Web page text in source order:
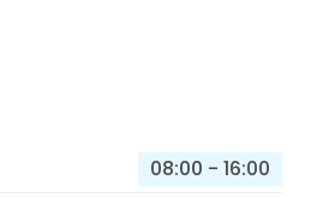
08:00 - 16:00